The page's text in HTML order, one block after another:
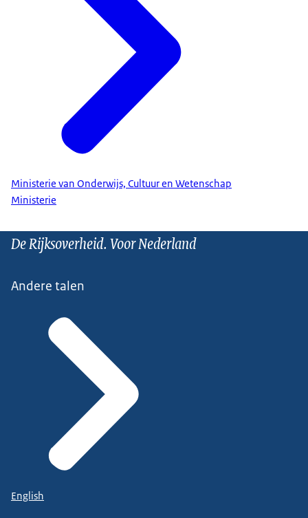
Ministerie van Onderwijs, Cultuur en Wetenschap
Ministerie
De Rijksoverheid. Voor Nederland
Andere talen
English